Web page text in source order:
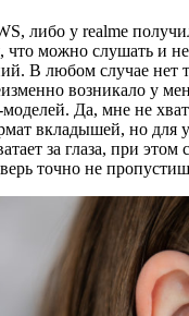
либо у realme
что можно слушать и
В любом случае нет
возникало у
Да, мне не
вкладышей, но для
за глаза, при
точно не